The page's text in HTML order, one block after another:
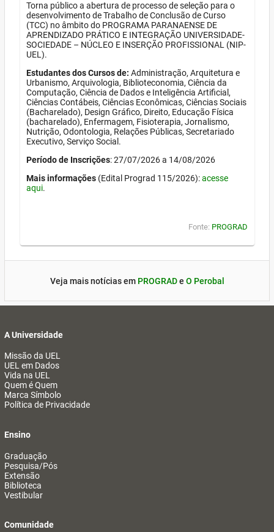
Torna público a abertura de processo de seleção para o
desenvolvimento de Trabalho de Conclusão de Curso
(TCC) no âmbito do PROGRAMA PARANAENSE DE
APRENDIZADO PRÁTICO E INTEGRAÇÃO UNIVERSIDADE-
SOCIEDADE – NÚCLEO E INSERÇÃO PROFISSIONAL (NIP-
UEL).
Estudantes dos Cursos de: Administração, Arquitetura e
Urbanismo, Arquivologia, Biblioteconomia, Ciência da
Computação, Ciência de Dados e Inteligência Artificial,
Ciências Contábeis, Ciências Econômicas, Ciências Sociais
(Bacharelado), Design Gráfico, Direito, Educação Física
(bacharelado), Enfermagem, Fisioterapia, Jornalismo,
Nutrição, Odontologia, Relações Públicas, Secretariado
Executivo, Serviço Social.
Período de Inscrições: 27/07/2026 a 14/08/2026
Mais informações (Edital Prograd 115/2026):acesse
aqui.
Fonte: PROGRAD
Veja mais notícias em PROGRADe O Perobal
A Universidade
Missão da UEL
UEL em Dados
Vida na UEL
Quem é Quem
Marca Símbolo
Política de Privacidade
Ensino
Graduação
Pesquisa/Pós
Extensão
Biblioteca
Vestibular
Comunidade